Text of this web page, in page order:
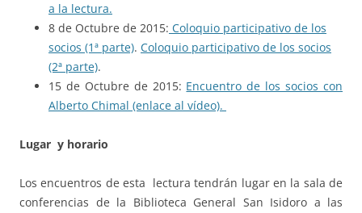
a la lectura.
8 de Octubre de 2015: Coloquio participativo de los
socios (1ª parte). Coloquio participativo de los socios
(2ª parte).
15 de Octubre de 2015: Encuentro de los socios con
Alberto Chimal (enlace al vídeo).
Lugar y horario
Los encuentros de esta lectura tendrán lugar en la sala de
conferencias de la Biblioteca General San Isidoro a las